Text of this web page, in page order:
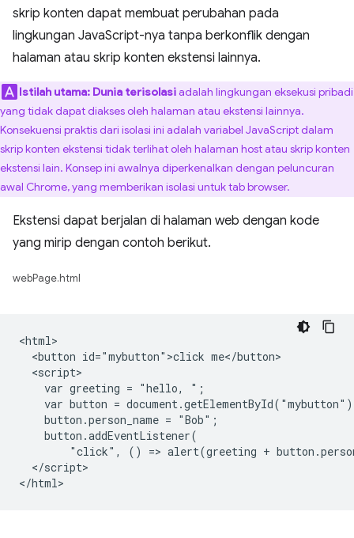
skrip konten dapat membuat perubahan pada
lingkungan JavaScript-nya tanpa berkonflik dengan
halaman atau skrip konten ekstensi lainnya.
Istilah utama: Dunia terisolasiadalah lingkungan eksekusi pribadi
yang tidak dapat diakses oleh halaman atau ekstensi lainnya.
Konsekuensi praktis dari isolasi ini adalah variabel JavaScript dalam
skrip konten ekstensi tidak terlihat oleh halaman host atau skrip konten
ekstensi lain. Konsep ini awalnya diperkenalkan dengan peluncuran
awal Chrome, yang memberikan isolasi untuk tab browser.
Ekstensi dapat berjalan di halaman web dengan kode
yang mirip dengan contoh berikut.
webPage.html
<html>
  <button id="mybutton">click me</button>
  <script>
    var greeting = "hello, ";
var button =
    button.person_name = "Bob";
    button.addEventListener(
"click", () => alert(greeting +
  </script>